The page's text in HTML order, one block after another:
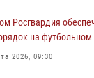
Росгвардия
на
2026, 09:30